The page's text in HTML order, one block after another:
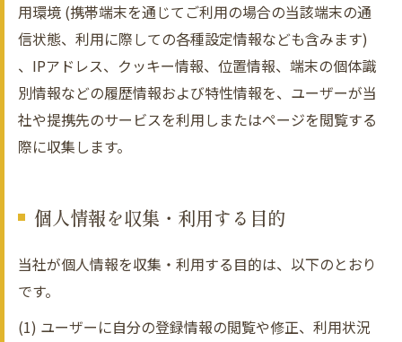
用環境 (携帯端末を通じてご利用の場合の当該端末の通
信状態、利用に際しての各種設定情報なども含みます)
、IPアドレス、クッキー情報、位置情報、端末の個体識
別情報などの履歴情報および特性情報を、ユーザーが当
社や提携先のサービスを利用しまたはページを閲覧する
際に収集します。
個人情報を収集・利用する目的
当社が個人情報を収集・利用する目的は、以下のとおり
です。
(1) ユーザーに自分の登録情報の閲覧や修正、利用状況